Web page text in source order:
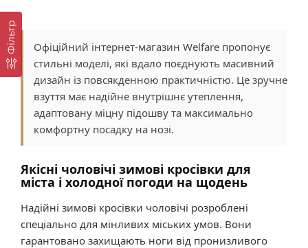
Фільтр
Офіційний інтернет-магазин Welfare пропонує
стильні моделі, які вдало поєднують масивний
дизайн із повсякденною практичністю. Це зручне
взуття має надійне внутрішнє утеплення,
адаптовану міцну підошву та максимально
комфортну посадку на нозі.
Якісні чоловічі зимові кросівки для
міста і холодної погоди на щодень
Надійні зимові кросівки чоловічі розроблені
спеціально для мінливих міських умов. Вони
гарантовано захищають ноги від пронизливого